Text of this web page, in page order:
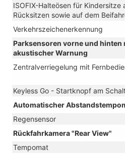
ISOFIX-Halteösen für Kindersitze
Rücksitzen sowie auf dem
Verkehrszeichenerkennung
Parksensoren vorne und hinten
akustischer Warnung
Zentralverriegelung mit
Keyless Go - Startknopf am
Automatischer
Regensensor
Rückfahrkamera "Rear View"
Tempomat